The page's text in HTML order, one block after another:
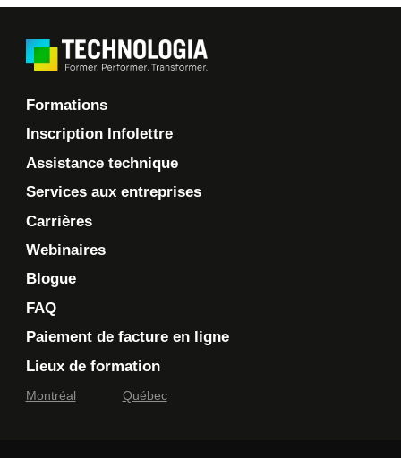
Formations
Inscription Infolettre
Assistance technique
Services aux entreprises
Carrières
Webinaires
Blogue
FAQ
Paiement de facture en ligne
Lieux de formation
Montréal Québec